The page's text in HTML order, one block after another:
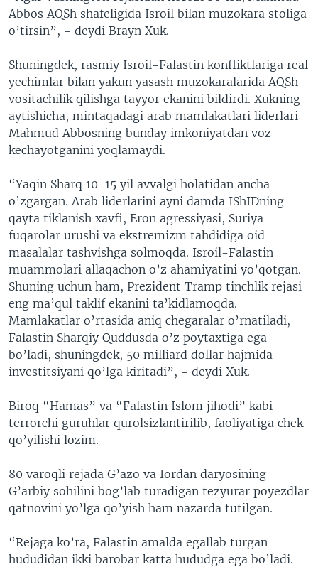
Abbos AQSh shafeligida Isroil bilan muzokara stoliga
o’tirsin”, - deydi Brayn Xuk.
Shuningdek, rasmiy Isroil-Falastin konfliktlariga real
yechimlar bilan yakun yasash muzokaralarida AQSh
vositachilik qilishga tayyor ekanini bildirdi. Xukning
aytishicha, mintaqadagi arab mamlakatlari liderlari
Mahmud Abbosning bunday imkoniyatdan voz
kechayotganini yoqlamaydi.
“Yaqin Sharq 10-15 yil avvalgi holatidan ancha
o’zgargan. Arab liderlarini ayni damda IShIDning
qayta tiklanish xavfi, Eron agressiyasi, Suriya
fuqarolar urushi va ekstremizm tahdidiga oid
masalalar tashvishga solmoqda. Isroil-Falastin
muammolari allaqachon o’z ahamiyatini yo’qotgan.
Shuning uchun ham, Prezident Tramp tinchlik rejasi
eng ma’qul taklif ekanini ta’kidlamoqda.
Mamlakatlar o’rtasida aniq chegaralar o’rnatiladi,
Falastin Sharqiy Quddusda o’z poytaxtiga ega
bo’ladi, shuningdek, 50 milliard dollar hajmida
investitsiyani qo’lga kiritadi”, - deydi Xuk.
Biroq “Hamas” va “Falastin Islom jihodi” kabi
terrorchi guruhlar qurolsizlantirilib, faoliyatiga chek
qo’yilishi lozim.
80 varoqli rejada G’azo va Iordan daryosining
G’arbiy sohilini bog’lab turadigan tezyurar poyezdlar
qatnovini yo’lga qo’yish ham nazarda tutilgan.
“Rejaga ko’ra, Falastin amalda egallab turgan
hududidan ikki barobar katta hududga ega bo’ladi.